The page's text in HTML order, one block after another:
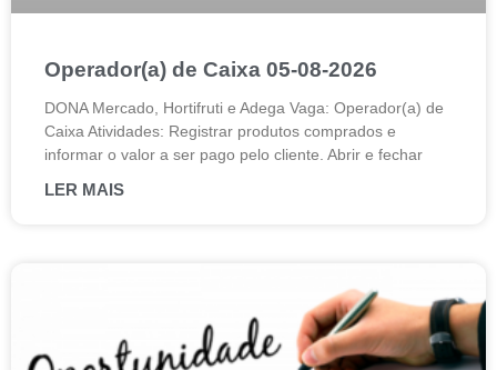
Operador(a) de Caixa 05-08-2026
DONA Mercado, Hortifruti e Adega Vaga: Operador(a) de
Caixa Atividades: Registrar produtos comprados e
informar o valor a ser pago pelo cliente. Abrir e fechar
LER MAIS